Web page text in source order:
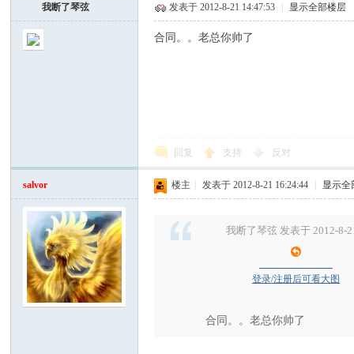
我断了琴弦 发表于 2012-8-21 14:47:53 显示全部楼层
合同。。老总你帅了
回复 支持 反对
salvor 楼主 发表于 2012-8-21 16:24:44 显示全
我断了琴弦 发表于 2012-8-
登录/注册后可看大图
合同。。老总你帅了